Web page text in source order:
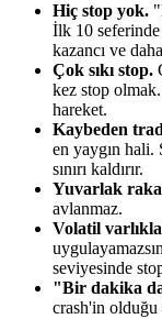
Hiç stop yok.
İlk 10
kazancı ve
Çok sıkı stop.
kez stop
hareket.
Kaybeden
en yaygın hali.
sınırı kaldırır.
Yuvarlak
avlanmaz.
Volatil
seviyesinde
"Bir dakika
crash'in olduğu